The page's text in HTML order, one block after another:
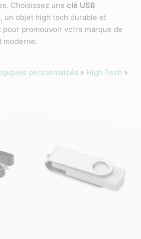
Choisissez une clé USB
, un objet high tech durable et
promouvoir votre marque de
moderne.
personnalisés » High Tech »